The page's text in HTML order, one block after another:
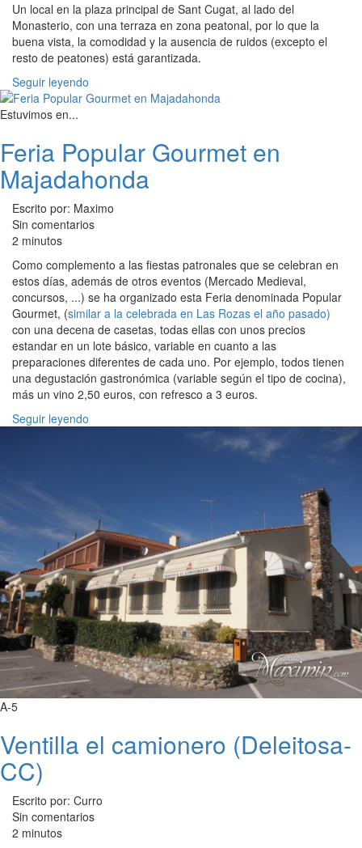
Un local en la plaza principal de Sant Cugat, al lado del
Monasterio, con una terraza en zona peatonal, por lo que la
buena vista, la comodidad y la ausencia de ruidos (excepto el
resto de peatones) está garantizada.
Seguir leyendo
Estuvimos en...
Feria Popular Gourmet en
Majadahonda
Escrito por: Maximo
Sin comentarios
2 minutos
Como complemento a las fiestas patronales que se celebran en
estos días, además de otros eventos (Mercado Medieval,
concursos, ...) se ha organizado esta Feria denominada Popular
Gourmet, (similar a la celebrada en Las Rozas el año pasado)
con una decena de casetas, todas ellas con unos precios
estandar en un lote básico, variable en cuanto a las
preparaciones diferentes de cada uno. Por ejemplo, todos tienen
una degustación gastronómica (variable según el tipo de cocina),
más un vino 2,50 euros, con refresco a 3 euros.
Seguir leyendo
A-5
Ventilla el camionero (Deleitosa-
CC)
Escrito por: Curro
Sin comentarios
2 minutos